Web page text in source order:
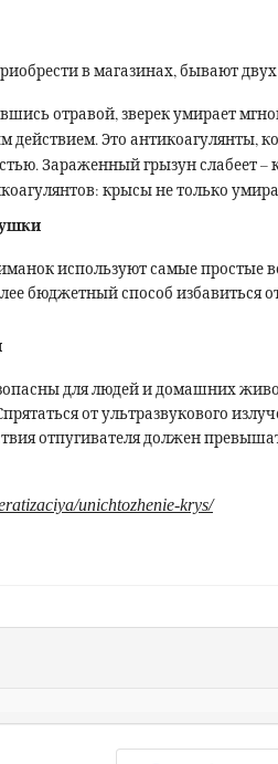
в магазинах, бывают
отравой, зверек умирает
Это антикоагулянты,
Зараженный грызун слабеет
крысы не только
используют самые простые
бюджетный способ избавиться
для людей и домашних
от ультразвукового
отпугивателя должен
unichtozhenie-krys/